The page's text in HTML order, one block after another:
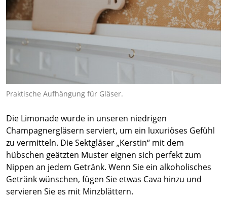
Praktische Aufhängung für Gläser.
Die Limonade wurde in unseren niedrigen
Champagnergläsern serviert, um ein luxuriöses Gefühl
zu vermitteln. Die Sektgläser „Kerstin“ mit dem
hübschen geätzten Muster eignen sich perfekt zum
Nippen an jedem Getränk. Wenn Sie ein alkoholisches
Getränk wünschen, fügen Sie etwas Cava hinzu und
servieren Sie es mit Minzblättern.